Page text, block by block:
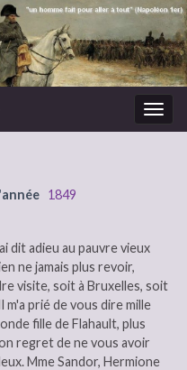
1849
dit adieu au pauvre vieux
ne jamais plus revoir,
visite, soit à Bruxelles, soit
m'a prié de vous dire mille
fille de Flahault, plus
regret de ne vous avoir
Mme Sandor, Hermione